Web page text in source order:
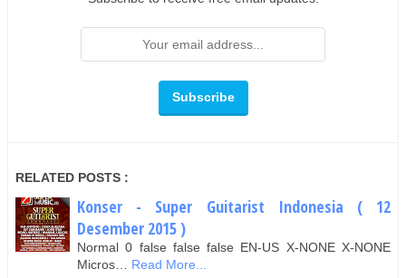
RELATED POSTS :
Konser - Super Guitarist Indonesia ( 12
Desember 2015 )
Normal 0 false false false EN-US X-NONE X-NONE
Micros…
Read More...